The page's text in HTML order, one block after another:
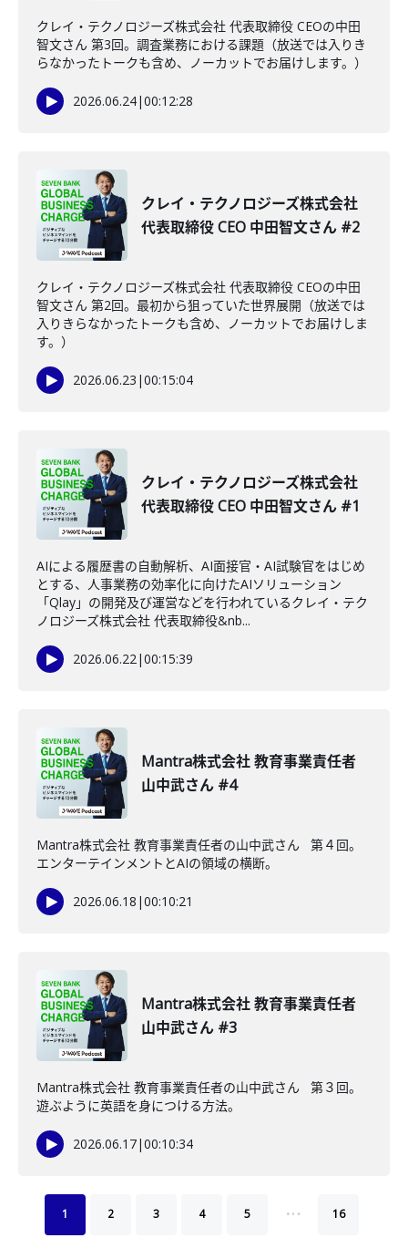
クレイ・テクノロジーズ株式会社 代表取締役 CEOの中田
智文さん 第3回。調査業務における課題（放送では入りき
らなかったトークも含め、ノーカットでお届けします。）
2026.06.24|00:12:28
クレイ・テクノロジーズ株式会社
代表取締役 CEO 中田智文さん #2
クレイ・テクノロジーズ株式会社 代表取締役 CEOの中田
智文さん 第2回。最初から狙っていた世界展開（放送では
入りきらなかったトークも含め、ノーカットでお届けしま
す。）
2026.06.23 |00:15:04
クレイ・テクノロジーズ株式会社
代表取締役 CEO 中田智文さん #1
AIによる履歴書の自動解析、AI面接官・AI試験官をはじめ
とする、人事業務の効率化に向けたAIソリューション
「Qlay」の開発及び運営などを行われているクレイ・テク
ノロジーズ株式会社 代表取締役&nb...
2026.06.22|00:15:39
Mantra株式会社 教育事業責任者
山中武さん #4
Mantra株式会社 教育事業責任者の山中武さん 第４回。
エンターテインメントとAIの領域の横断。
2026.06.18 |00:10:21
Mantra株式会社 教育事業責任者
山中武さん #3
Mantra株式会社 教育事業責任者の山中武さん 第３回。
遊ぶように英語を身につける方法。
2026.06.17|00:10:34
1 2 3 4 5 … 16